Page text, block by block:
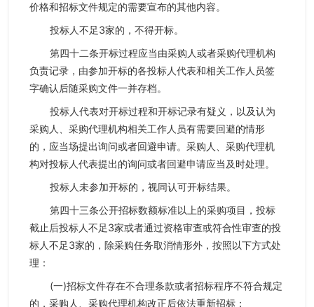
价格和招标文件规定的需要宣布的其他内容。
投标人不足3家的，不得开标。
第四十二条开标过程应当由采购人或者采购代理机构
负责记录，由参加开标的各投标人代表和相关工作人员签
字确认后随采购文件一并存档。
投标人代表对开标过程和开标记录有疑义，以及认为
采购人、采购代理机构相关工作人员有需要回避的情形
的，应当场提出询问或者回避申请。采购人、采购代理机
构对投标人代表提出的询问或者回避申请应当及时处理。
投标人未参加开标的，视同认可开标结果。
第四十三条公开招标数额标准以上的采购项目，投标
截止后投标人不足3家或者通过资格审查或符合性审查的投
标人不足3家的，除采购任务取消情形外，按照以下方式处
理：
(一)招标文件存在不合理条款或者招标程序不符合规定
的，采购人、采购代理机构改正后依法重新招标；